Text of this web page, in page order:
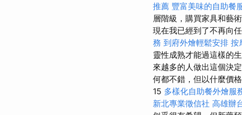
推薦 豐富美味的自助餐
層階級，購買家具和藝術
現在我已經到了不再向
務 到府外燴輕鬆安排 按
靈性成熟才能過這樣的生
來越多的人做出這個決定
何都不錯，但以什麼價
15 多樣化自助餐外燴服
新北專業徵信社 高雄辦